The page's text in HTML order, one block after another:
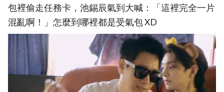
包裡偷走任務卡，池錫辰氣到大喊：「這裡完全一片
混亂啊！」怎麼到哪裡都是受氣包 XD